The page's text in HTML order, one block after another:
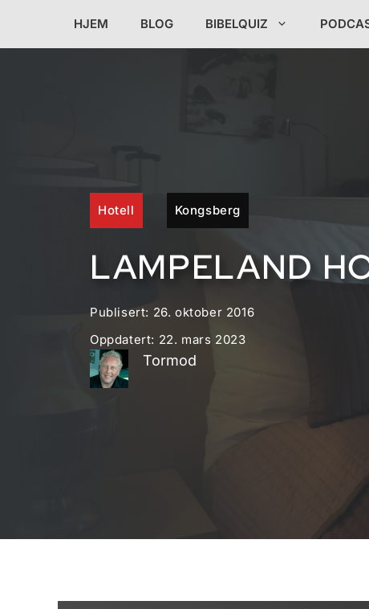
HJEM BLOG BIBELQUIZ
Hotell Kongsberg
LAMPELAND
Publisert: 26. oktober 2016
Oppdatert: 22. mars 2023
Tormod